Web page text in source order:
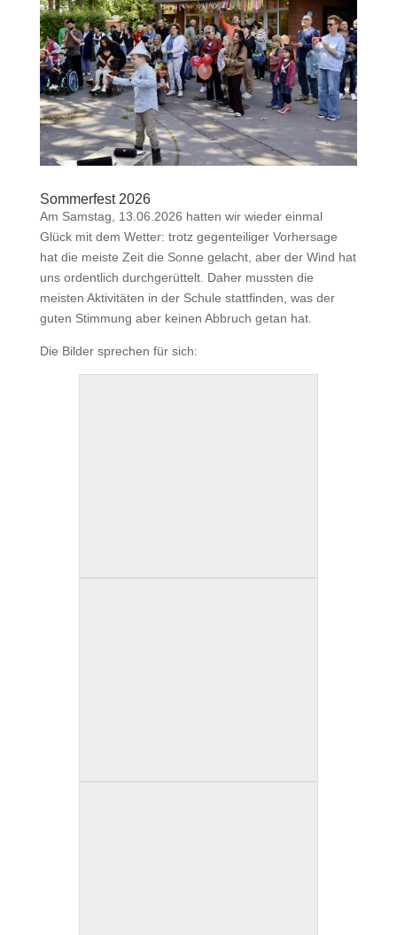
Sommerfest 2026
Am Samstag, 13.06.2026 hatten wir wieder einmal
Glück mit dem Wetter: trotz gegenteiliger Vorhersage
hat die meiste Zeit die Sonne gelacht, aber der Wind hat
uns ordentlich durchgerüttelt. Daher mussten die
meisten Aktivitäten in der Schule stattfinden, was der
guten Stimmung aber keinen Abbruch getan hat.
Die Bilder sprechen für sich: